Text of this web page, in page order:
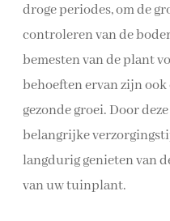
droge periodes, om de
controleren van de
bemesten van de plant
behoeften ervan zijn
gezonde groei. Door
belangrijke
langdurig genieten van
van uw tuinplant.